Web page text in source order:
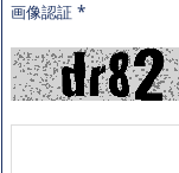
画像認証 *